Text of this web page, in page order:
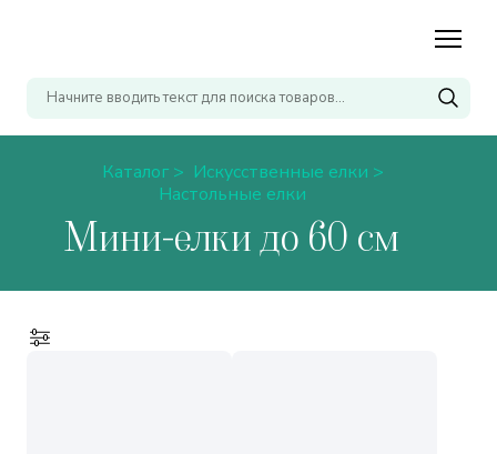
Мини-елки до 60 см
Каталог > Искусственные елки >
Настольные елки